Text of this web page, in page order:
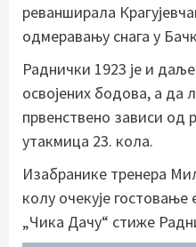
реванширала
одмеравању снага у
Раднички 1923 је и
освојених бодова, а да
првенствено зависи од
утакмица 23. кола.
Изабранике тренера
колу очекује
„Чика Дачу“ стиже